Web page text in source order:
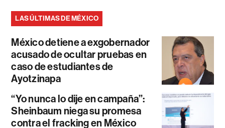
LAS ÚLTIMAS DE MÉXICO
México detiene a exgobernador
acusado de ocultar pruebas en
caso de estudiantes de
Ayotzinapa
“Yo nunca lo dije en campaña”:
Sheinbaum niega su promesa
contra el fracking en México